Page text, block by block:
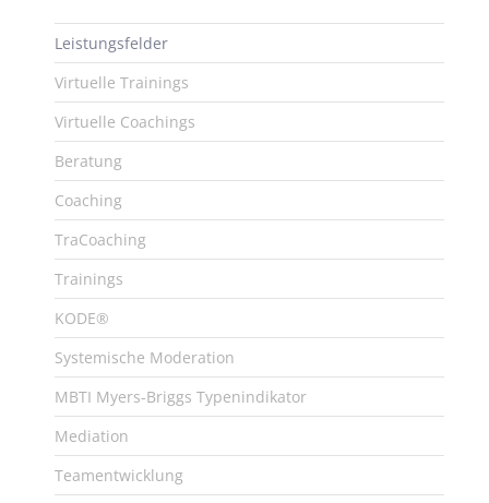
Leistungsfelder
Virtuelle Trainings
Virtuelle Coachings
Beratung
Coaching
TraCoaching
Trainings
KODE®
Systemische Moderation
MBTI Myers-Briggs Typenindikator
Mediation
Teamentwicklung